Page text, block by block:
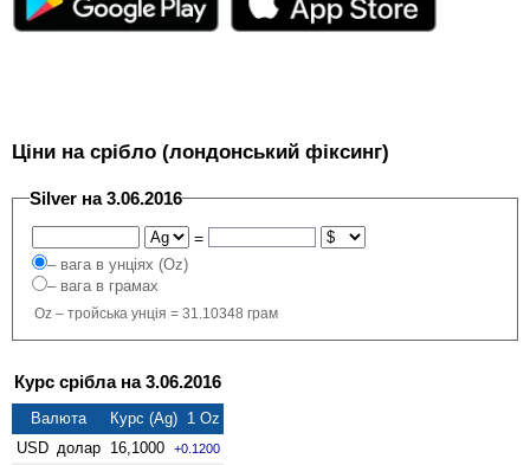
Ціни на срібло (лондонський фіксинг)
Silver на 3.06.2016
=
– вага в унціях (Oz)
– вага в грамах
Oz – тройська унція = 31.10348 грам
Курс срібла на 3.06.2016
Валюта
Курс (Ag) 1 Oz
USD долар 16,1000 +0.1200